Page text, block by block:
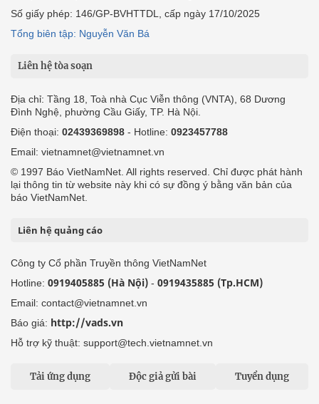
Số giấy phép: 146/GP-BVHTTDL, cấp ngày 17/10/2025
Tổng biên tập: Nguyễn Văn Bá
Liên hệ tòa soạn
Địa chỉ: Tầng 18, Toà nhà Cục Viễn thông (VNTA), 68 Dương
Đình Nghệ, phường Cầu Giấy, TP. Hà Nội.
Điện thoại: 02439369898 - Hotline: 0923457788
Email: vietnamnet@vietnamnet.vn
© 1997 Báo VietNamNet. All rights reserved. Chỉ được phát hành
lại thông tin từ website này khi có sự đồng ý bằng văn bản của
báo VietNamNet.
Liên hệ quảng cáo
Công ty Cổ phần Truyền thông VietNamNet
Hotline: 0919405885 (Hà Nội) - 0919435885 (Tp.HCM)
Email: contact@vietnamnet.vn
Báo giá: http://vads.vn
Hỗ trợ kỹ thuật: support@tech.vietnamnet.vn
Tải ứng dụng Độc giả gửi bài Tuyển dụng